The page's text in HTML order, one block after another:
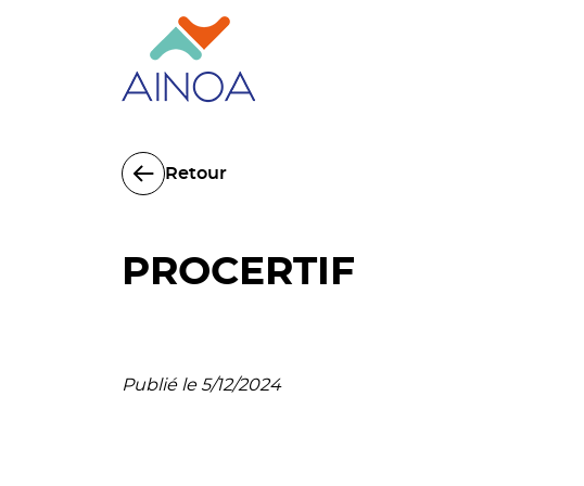
Retour
PROCERTIF
Publié le 5/12/2024